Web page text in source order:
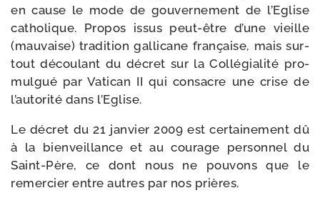
en cause le mode de gou­ver­ne­ment de l’Eglise
catho­lique. Propos issus peut-​être d’une vieille
(mau­vaise) tra­di­tion gal­li­cane fran­çaise, mais sur­
tout décou­lant du décret sur la Collégialité pro­
mul­gué par Vatican II qui consacre une crise de
l’au­to­ri­té dans l’Eglise.
Le décret du 21 jan­vier 2009 est cer­tai­ne­ment dû
à la bien­veillance et au cou­rage per­son­nel du
Saint-​Père, ce dont nous ne pou­vons que le
remer­cier entre autres par nos prières.